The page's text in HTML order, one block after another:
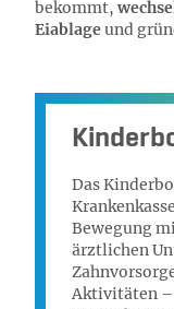
bekommt,
Eiablageund
Das
Bewegung
ärztlichen
Aktivitäten –